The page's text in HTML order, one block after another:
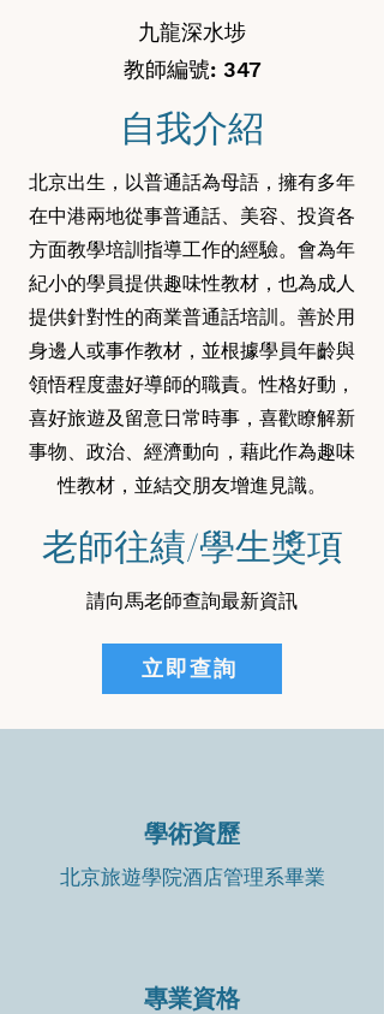
九龍深水埗
教師編號: 347
自我介紹
北京出生，以普通話為母語，擁有多年
在中港兩地從事普通話、美容、投資各
方面教學培訓指導工作的經驗。會為年
紀小的學員提供趣味性教材，也為成人
提供針對性的商業普通話培訓。善於用
身邊人或事作教材，並根據學員年齡與
領悟程度盡好導師的職責。性格好動，
喜好旅遊及留意日常時事，喜歡瞭解新
事物、政治、經濟動向，藉此作為趣味
性教材，並結交朋友增進見識。
老師往績/學生獎項
請向馬老師查詢最新資訊
立即查詢
學術資歷
北京旅遊學院酒店管理系畢業
專業資格